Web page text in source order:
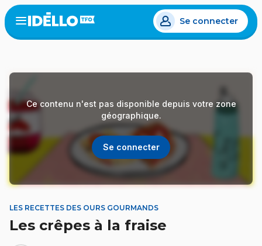
Aller
au
contenu
Open
menu
Se connecter
Ce contenu n'est pas disponible depuis votre zone
géographique.
Se connecter
LES RECETTES DES OURS GOURMANDS
Les crêpes à la fraise